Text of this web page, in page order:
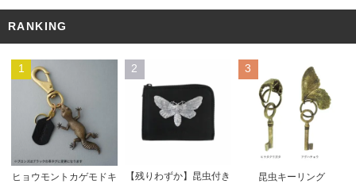
RANKING
1
ヒョウモントカゲモドキ
2
【残りわずか】昆虫付き
3
昆虫キーリング